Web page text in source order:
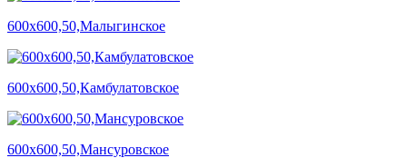
600х600,50,Малыгинское
600х600,50,Камбулатовское
600х600,50,Мансуровское